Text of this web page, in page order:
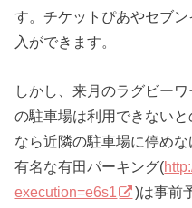
す。チケットぴあやセブ
入ができます。
しかし、来月のラグビー
の駐車場は利用できない
なら近隣の駐車場に停め
有名な有田パーキング(
execution=e6s1
)は事前